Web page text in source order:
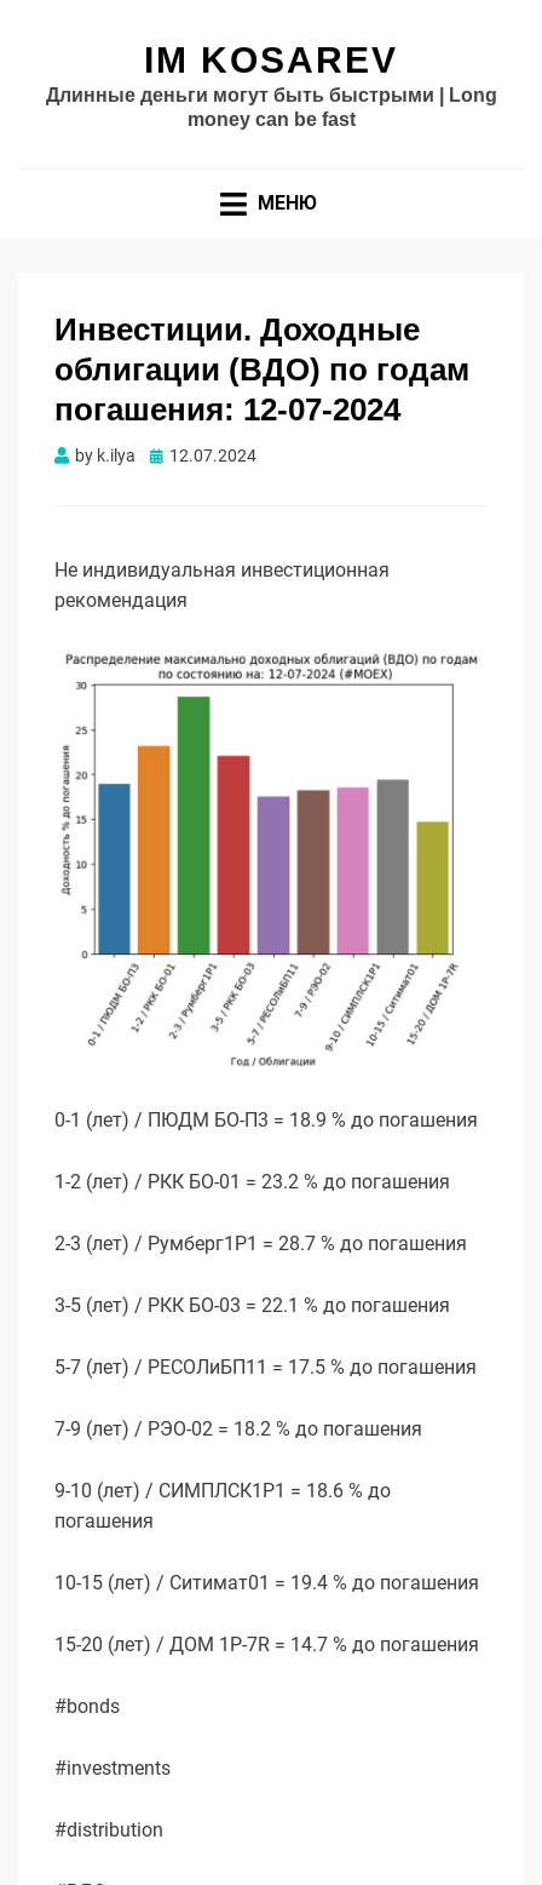
IM KOSAREV
Длинные деньги могут быть быстрыми | Long
money can be fast
МЕНЮ
Инвестиции. Доходные
облигации (ВДО) по годам
погашения: 12-07-2024
by k.ilya Опубликовано
12.07.2024
Не индивидуальная инвестиционная
рекомендация
0-1 (лет) / ПЮДМ БО-П3 = 18.9 % до погашения
1-2 (лет) / РКК БО-01 = 23.2 % до погашения
2-3 (лет) / Румберг1P1 = 28.7 % до погашения
3-5 (лет) / РКК БО-03 = 22.1 % до погашения
5-7 (лет) / РЕСОЛиБП11 = 17.5 % до погашения
7-9 (лет) / РЭО-02 = 18.2 % до погашения
9-10 (лет) / СИМПЛСК1Р1 = 18.6 % до
погашения
10-15 (лет) / Ситимат01 = 19.4 % до погашения
15-20 (лет) / ДОМ 1P-7R = 14.7 % до погашения
#bonds
#investments
#distribution